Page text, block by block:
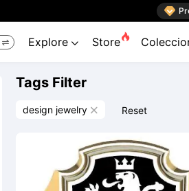

 Explore  Store
Tags Filter
design jewelry  Reset